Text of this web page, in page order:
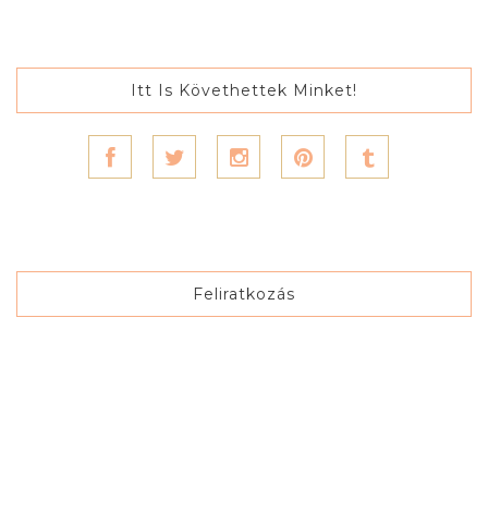
Itt Is Követhettek Minket!
Feliratkozás